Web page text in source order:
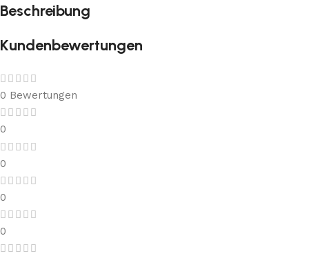
Beschreibung
Kundenbewertungen
0 Bewertungen
0
0
0
0